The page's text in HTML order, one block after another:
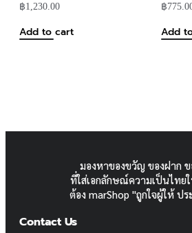
฿1,230.00
Add to cart
฿
Add
มองหาของขวัญ ของฝาก ข
ที่ใส่เอกลักษณ์ความเป็นไท
ต้อง marShop "ถูกใจผู้ให้ ป
Contact Us